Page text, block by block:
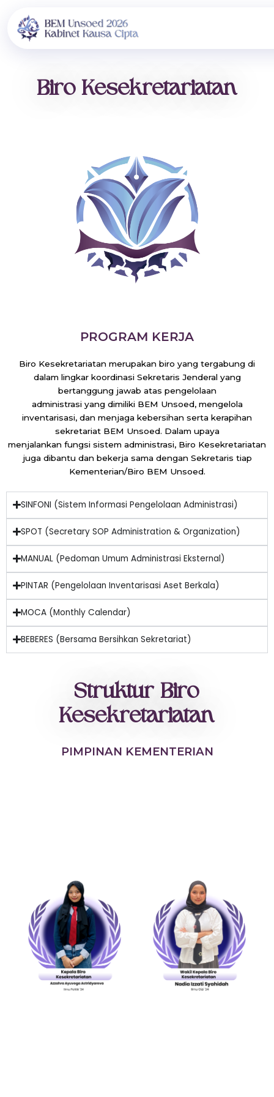
content
Biro Kesekretariatan
PROGRAM KERJA
Biro Kesekretariatan merupakan biro yang tergabung di
dalam lingkar koordinasi Sekretaris Jenderal yang
bertanggung jawab atas pengelolaan
administrasi yang dimiliki BEM Unsoed, mengelola
inventarisasi, dan menjaga kebersihan serta kerapihan
sekretariat BEM Unsoed. Dalam upaya
menjalankan fungsi sistem administrasi, Biro Kesekretariatan
juga dibantu dan bekerja sama dengan Sekretaris tiap
Kementerian/Biro BEM Unsoed.
SINFONI (Sistem Informasi Pengelolaan Administrasi)
SPOT (Secretary SOP Administration & Organization)
MANUAL (Pedoman Umum Administrasi Eksternal)
PINTAR (Pengelolaan Inventarisasi Aset Berkala)
MOCA (Monthly Calendar)
BEBERES (Bersama Bersihkan Sekretariat)
Struktur Biro
Kesekretariatan
PIMPINAN KEMENTERIAN